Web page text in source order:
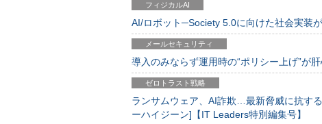
フィジカルAI
AI/ロボット─Society 5.0に向けた社会実装
メールセキュリティ
導入のみならず運用時の“ポリシー上げ”が
ゼロトラスト戦略
ランサムウェア、AI詐欺…最新脅威に抗す
ーハイジーン]【IT Leaders特別編集号】